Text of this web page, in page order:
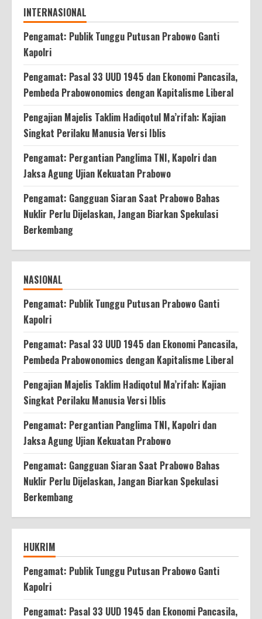
INTERNASIONAL
Pengamat: Publik Tunggu Putusan Prabowo Ganti
Kapolri
Pengamat: Pasal 33 UUD 1945 dan Ekonomi Pancasila,
Pembeda Prabowonomics dengan Kapitalisme Liberal
Pengajian Majelis Taklim Hadiqotul Ma’rifah: Kajian
Singkat Perilaku Manusia Versi Iblis
Pengamat: Pergantian Panglima TNI, Kapolri dan
Jaksa Agung Ujian Kekuatan Prabowo
Pengamat: Gangguan Siaran Saat Prabowo Bahas
Nuklir Perlu Dijelaskan, Jangan Biarkan Spekulasi
Berkembang
NASIONAL
Pengamat: Publik Tunggu Putusan Prabowo Ganti
Kapolri
Pengamat: Pasal 33 UUD 1945 dan Ekonomi Pancasila,
Pembeda Prabowonomics dengan Kapitalisme Liberal
Pengajian Majelis Taklim Hadiqotul Ma’rifah: Kajian
Singkat Perilaku Manusia Versi Iblis
Pengamat: Pergantian Panglima TNI, Kapolri dan
Jaksa Agung Ujian Kekuatan Prabowo
Pengamat: Gangguan Siaran Saat Prabowo Bahas
Nuklir Perlu Dijelaskan, Jangan Biarkan Spekulasi
Berkembang
HUKRIM
Pengamat: Publik Tunggu Putusan Prabowo Ganti
Kapolri
Pengamat: Pasal 33 UUD 1945 dan Ekonomi Pancasila,